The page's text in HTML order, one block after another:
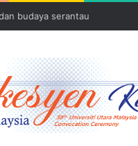
budaya serantau